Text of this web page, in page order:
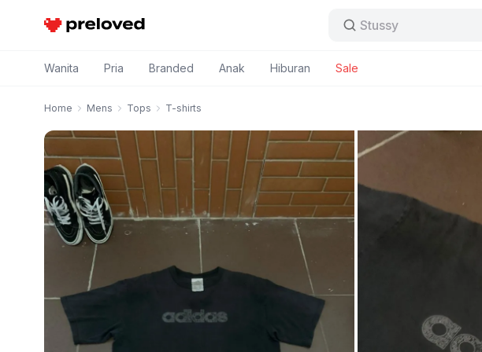
Preloved Indonesia Baggy jeans
Wanita Pria Branded Anak Hiburan Sale
Home Mens Tops T-shirts